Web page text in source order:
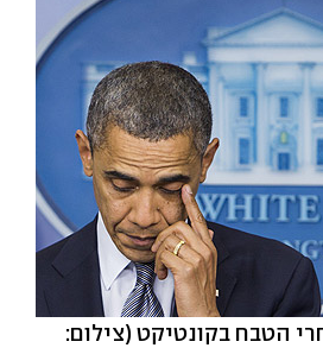
הטבח בקונטיקט (צילום: